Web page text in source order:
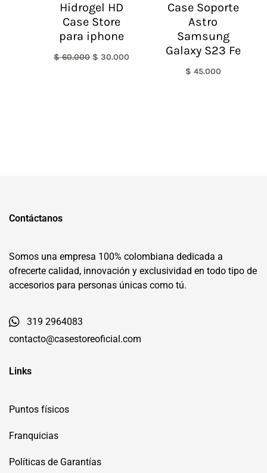
Hidrogel HD
Case Store
para iphone
$60.000 $ 30.000
Case Soporte
Astro
Samsung
Galaxy S23 Fe
$ 45.000
Contáctanos
Somos una empresa 100% colombiana dedicada a
ofrecerte calidad, innovación y exclusividad en todo tipo de
accesorios para personas únicas como tú.
319 2964083
contacto@casestoreoficial.com
Links
Puntos físicos
Franquicias
Políticas de Garantías